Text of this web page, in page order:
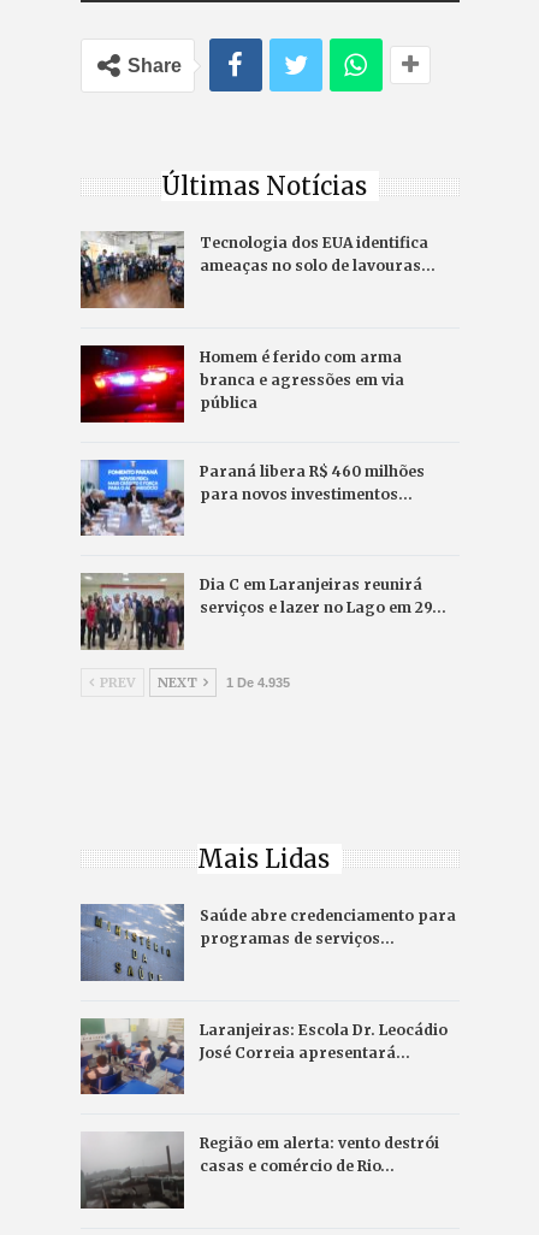
Share
Últimas Notícias
Tecnologia dos EUA identifica
ameaças no solo de lavouras…
Homem é ferido com arma
branca e agressões em via
pública
Paraná libera R$ 460 milhões
para novos investimentos…
Dia C em Laranjeiras reunirá
serviços e lazer no Lago em 29…
PREV NEXT 1 De 4.935
Mais Lidas
Saúde abre credenciamento para
programas de serviços…
Laranjeiras: Escola Dr. Leocádio
José Correia apresentará…
Região em alerta: vento destrói
casas e comércio de Rio…